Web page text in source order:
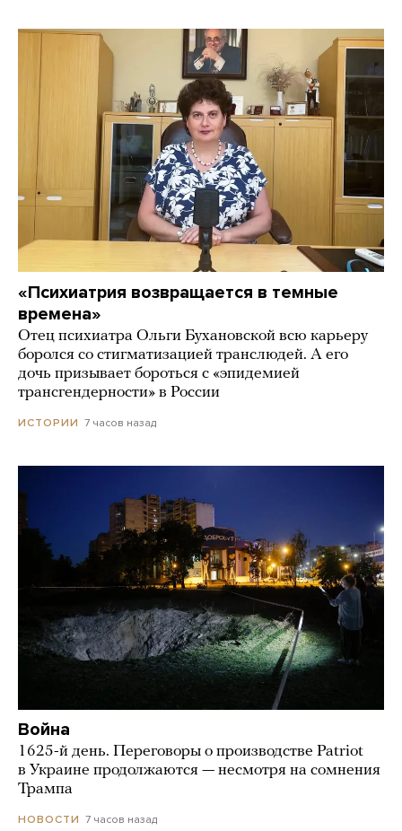
«Психиатрия возвращается в темные
времена»
Отец психиатра Ольги Бухановской всю карьеру
боролся со стигматизацией транслюдей. А его
дочь призывает бороться с «эпидемией
трансгендерности» в России
ИСТОРИИ 7 часов назад
Война
1625-й день. Переговоры о производстве Patriot
в Украине продолжаются — несмотря на сомнения
Трампа
НОВОСТИ 7 часов назад